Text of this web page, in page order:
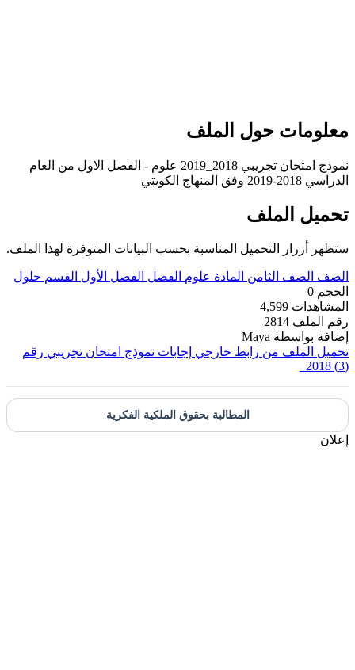
حول الملف
نموذج امتحان تجريبي 2018_2019 علوم - الفصل الاول من العام
2018-2019 وفق المنهاج الكويتي
الملف
أزرار التحميل المناسبة بحسب البيانات المتوفرة لهذا الملف.
الصف الثامن المادة علوم الفصل الفصل الأول القسم حلول
0
4,599
الملف 2814
بواسطة Maya
الملف من رابط خارجي إجابات نموذج امتحان تجريبي رقم
المطالبة بحقوق الملكية الفكرية